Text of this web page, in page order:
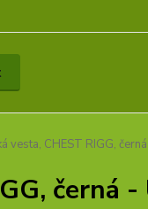
vesta, CHEST RIGG,
černá